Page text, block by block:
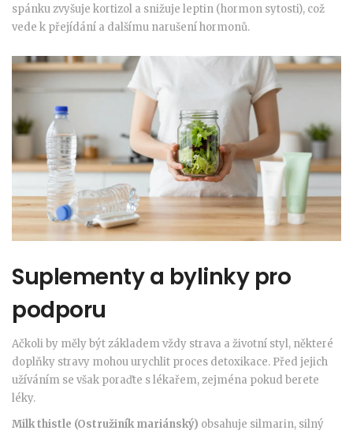
spánku zvyšuje kortizol a snižuje leptin (hormon sytosti), což
vede k přejídání a dalšímu narušení hormonů.
Suplementy a bylinky pro
podporu
Ačkoli by měly být základem vždy strava a životní styl, některé
doplňky stravy mohou urychlit proces detoxikace. Před jejich
užíváním se však poraďte s lékařem, zejména pokud berete
léky.
Milk thistle (Ostružiník mariánský) obsahuje silmarin, silný